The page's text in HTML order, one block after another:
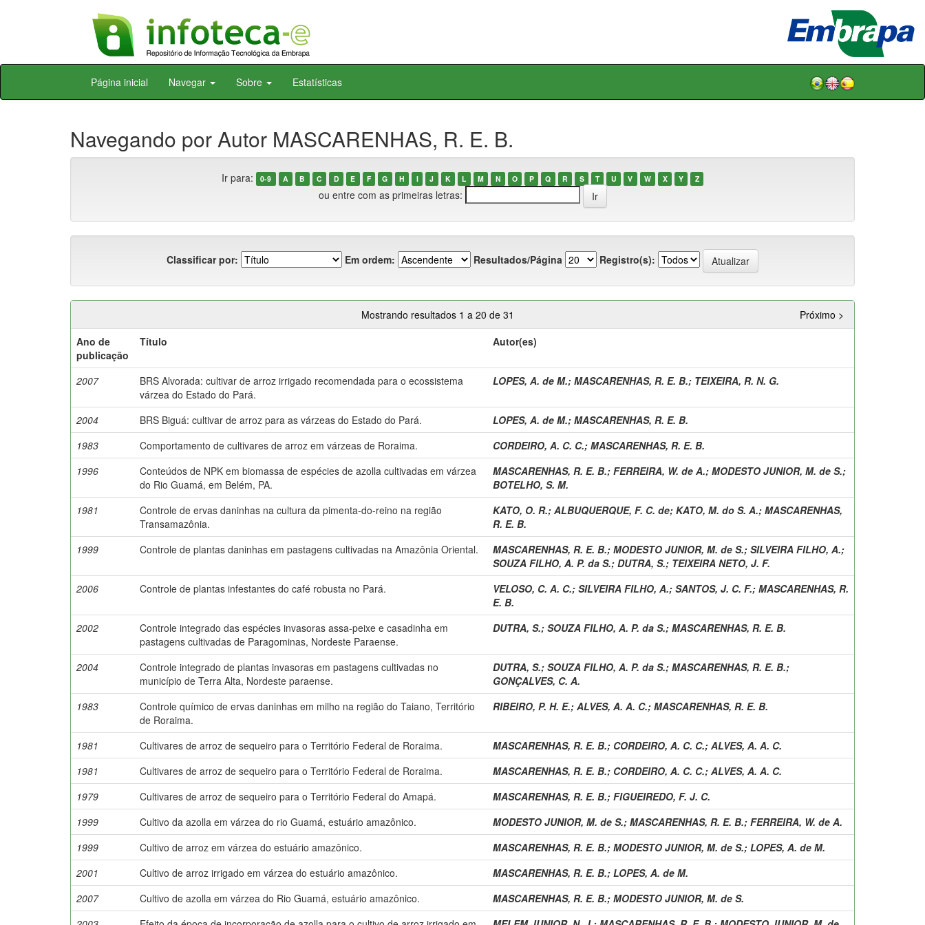
Skip
Página inicial Navegar Sobre Estatísticas
Navegando por Autor MASCARENHAS, R. E. B.
Ir para: 0-9 A B C D E F G H I J K L M N O P Q R S T U V W X Y Z
ou entre com as primeiras letras:
Classificar por: Em ordem: Resultados/Página Registro(s):
Mostrando resultados 1 a 20 de 31
Próximo >
Ano de
publicação
Título Autor(es)
2007
BRS Alvorada: cultivar de arroz irrigado recomendada para o ecossistema
várzea do Estado do Pará.
LOPES, A. de M.; MASCARENHAS, R. E. B.; TEIXEIRA, R. N. G.
2004 BRS Biguá: cultivar de arroz para as várzeas do Estado do Pará. LOPES, A. de M.; MASCARENHAS, R. E. B.
1983
Comportamento de cultivares de arroz em várzeas de Roraima. CORDEIRO, A. C. C.; MASCARENHAS, R. E. B.
1996
Conteúdos de NPK em biomassa de espécies de azolla cultivadas em várzea
do Rio Guamá, em Belém, PA.
MASCARENHAS, R. E. B.; FERREIRA, W. de A.; MODESTO JUNIOR, M. de S.;
BOTELHO, S. M.
1981
Controle de ervas daninhas na cultura da pimenta-do-reino na região
Transamazônia.
KATO, O. R.; ALBUQUERQUE, F. C. de; KATO, M. do S. A.; MASCARENHAS,
R. E. B.
1999
Controle de plantas daninhas em pastagens cultivadas na Amazônia Oriental. MASCARENHAS, R. E. B.; MODESTO JUNIOR, M. de S.; SILVEIRA FILHO, A.;
SOUZA FILHO, A. P. da S.; DUTRA, S.; TEIXEIRA NETO, J. F.
2006
Controle de plantas infestantes do café robusta no Pará. VELOSO, C. A. C.; SILVEIRA FILHO, A.; SANTOS, J. C. F.; MASCARENHAS, R.
E. B.
2002
Controle integrado das espécies invasoras assa-peixe e casadinha em
pastagens cultivadas de Paragominas, Nordeste Paraense.
DUTRA, S.; SOUZA FILHO, A. P. da S.; MASCARENHAS, R. E. B.
2004
Controle integrado de plantas invasoras em pastagens cultivadas no
município de Terra Alta, Nordeste paraense.
DUTRA, S.; SOUZA FILHO, A. P. da S.; MASCARENHAS, R. E. B.;
GONÇALVES, C. A.
1983
Controle químico de ervas daninhas em milho na região do Taiano, Território
de Roraima.
RIBEIRO, P. H. E.; ALVES, A. A. C.; MASCARENHAS, R. E. B.
1981 Cultivares de arroz de sequeiro para o Território Federal de Roraima. MASCARENHAS, R. E. B.; CORDEIRO, A. C. C.; ALVES, A. A. C.
1981
Cultivares de arroz de sequeiro para o Território Federal de Roraima. MASCARENHAS, R. E. B.; CORDEIRO, A. C. C.; ALVES, A. A. C.
1979
Cultivares de arroz de sequeiro para o Território Federal do Amapá. MASCARENHAS, R. E. B.; FIGUEIREDO, F. J. C.
1999
Cultivo da azolla em várzea do rio Guamá, estuário amazônico. MODESTO JUNIOR, M. de S.; MASCARENHAS, R. E. B.; FERREIRA, W. de A.
1999
Cultivo de arroz em várzea do estuário amazônico. MASCARENHAS, R. E. B.; MODESTO JUNIOR, M. de S.; LOPES, A. de M.
2001
Cultivo de arroz irrigado em várzea do estuário amazônico. MASCARENHAS, R. E. B.; LOPES, A. de M.
2007
Cultivo de azolla em várzea do Rio Guamá, estuário amazônico. MASCARENHAS, R. E. B.; MODESTO JUNIOR, M. de S.